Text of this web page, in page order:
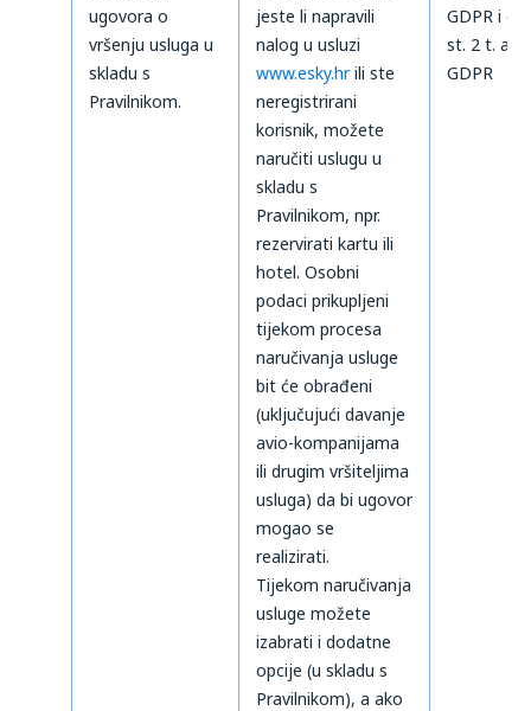
ugovora o
vršenju usluga u
skladu s
Pravilnikom.
jeste li napravili
nalog u usluzi
www.esky.hrili ste
neregistrirani
korisnik, možete
naručiti uslugu u
skladu s
Pravilnikom, npr.
rezervirati kartu ili
hotel. Osobni
podaci prikupljeni
tijekom procesa
naručivanja usluge
bit će obrađeni
(uključujući davanje
avio-kompanijama
ili drugim vršiteljima
usluga) da bi ugovor
mogao se
realizirati.
Tijekom naručivanja
usluge možete
izabrati i dodatne
opcije (u skladu s
Pravilnikom), a ako
GDPR i čl.
st. 2 t. a)
GDPR